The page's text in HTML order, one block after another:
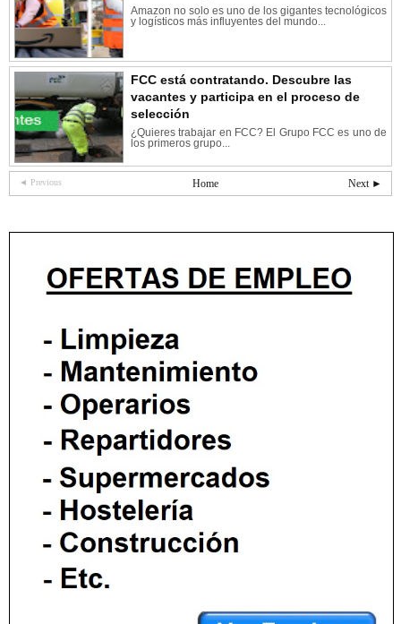
Amazon no solo es uno de los gigantes tecnológicos
y logísticos más influyentes del mundo...
FCC está contratando. Descubre las
vacantes y participa en el proceso de
selección
¿Quieres trabajar en FCC? El Grupo FCC es uno de
los primeros grupo...
◄ Previous Next ►
Home